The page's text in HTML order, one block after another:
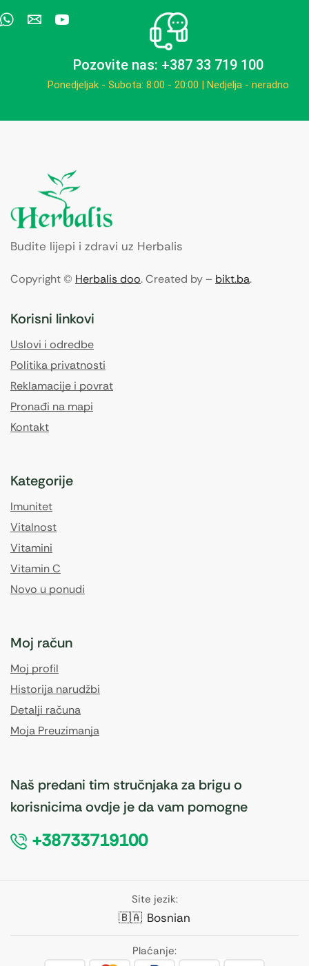
Pozovite nas: +387 33 719 100
Ponedjeljak - Subota: 8:00 - 20:00 | Nedjelja - neradno
Budite lijepi i zdravi uz Herbalis
Copyright © Herbalis doo. Created by – bikt.ba.
Korisni linkovi
Uslovi i odredbe
Politika privatnosti
Reklamacije i povrat
Pronađi na mapi
Kontakt
Kategorije
Imunitet
Vitalnost
Vitamini
Vitamin C
Novo u ponudi
Moj račun
Moj profil
Historija narudžbi
Detalji računa
Moja Preuzimanja
Naš predani tim stručnjaka za brigu o
korisnicima ovdje je da vam pomogne
+38733719100
Site jezik:
🇧🇦 Bosnian
Plaćanje: